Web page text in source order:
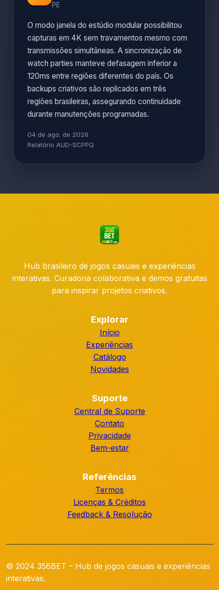
PE
O modo janela do estúdio modular possibilitou
capturas em 4K sem travamentos mesmo com
transmissões simultâneas. A sincronização de
watch parties manteve defasagem inferior a
120ms entre regiões diferentes do país. Os
backups criativos são replicados em três
regiões brasileiras, assegurando continuidade
durante manutenções programadas.
04 de ago. de 2026
Relatório AUD-SCPPQ
Hub brasileiro de jogos casuais e experiências
interativas. Curadoria colaborativa e demos gratuitas
para inspirar projetos criativos.
Explorar
Início
Experiências
Catálogo
Novidades
Suporte
Central de Suporte
Contato
Privacidade
Bem-estar
Referências
Termos
Licenças & Créditos
Feedback & Resolução
© 2024 356BET – Hub de jogos casuais e experiências
interativas.